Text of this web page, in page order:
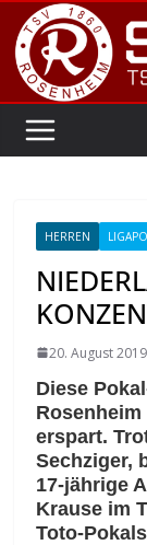
Zum
Inhalt
springen
HERREN
20. August 2019
Diese
erspart.
Sechziger,
17-jährige
Krause im
Toto-